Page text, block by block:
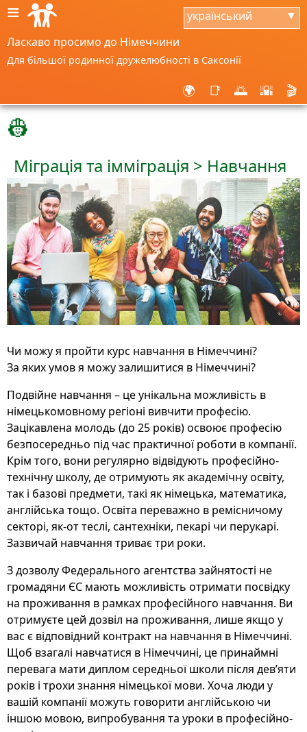
≡ український ▼
Ласкаво просимо до Німеччини
Для більшої родинної дружелюбності в Саксонії
🌍 📑 🌅 🌇 🎬
👷
Міграція та імміграція > Навчання
Чи можу я пройти курс навчання в Німеччині?
За яких умов я можу залишитися в Німеччині?
Подвійне навчання – це унікальна можливість в
німецькомовному регіоні вивчити професію.
Зацікавлена ​​молодь (до 25 років) освоює професію
безпосередньо під час практичної роботи в компанії.
Крім того, вони регулярно відвідують професійно-
технічну школу, де отримують як академічну освіту,
так і базові предмети, такі як німецька, математика,
англійська тощо. Освіта переважно в ремісничому
секторі, як-от теслі, сантехніки, пекарі чи перукарі.
Зазвичай навчання триває три роки.
З дозволу Федерального агентства зайнятості не
громадяни ЄС мають можливість отримати посвідку
на проживання в рамках професійного навчання. Ви
отримуєте цей дозвіл на проживання, лише якщо у
вас є відповідний контракт на навчання в Німеччині.
Щоб взагалі навчатися в Німеччині, це принаймні
перевага мати диплом середньої школи після дев’яти
років і трохи знання німецької мови. Хоча люди у
вашій компанії можуть говорити англійською чи
іншою мовою, випробування та уроки в професійно-